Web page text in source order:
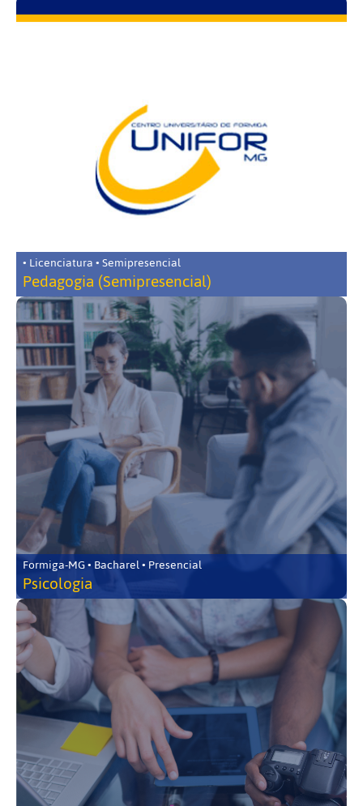
• Licenciatura • Semipresencial
Pedagogia (Semipresencial)
Formiga-MG • Bacharel • Presencial
Psicologia